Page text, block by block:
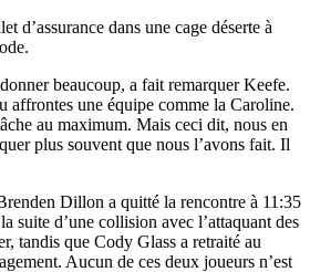
d’assurance dans une cage déserte à
beaucoup, a fait remarquer Keefe.
affrontes une équipe comme la Caroline.
au maximum. Mais ceci dit, nous en
plus souvent que nous l’avons fait. Il
Dillon a quitté la rencontre à 11:35
suite d’une collision avec l’attaquant des
tandis que Cody Glass a retraité au
Aucun de ces deux joueurs n’est